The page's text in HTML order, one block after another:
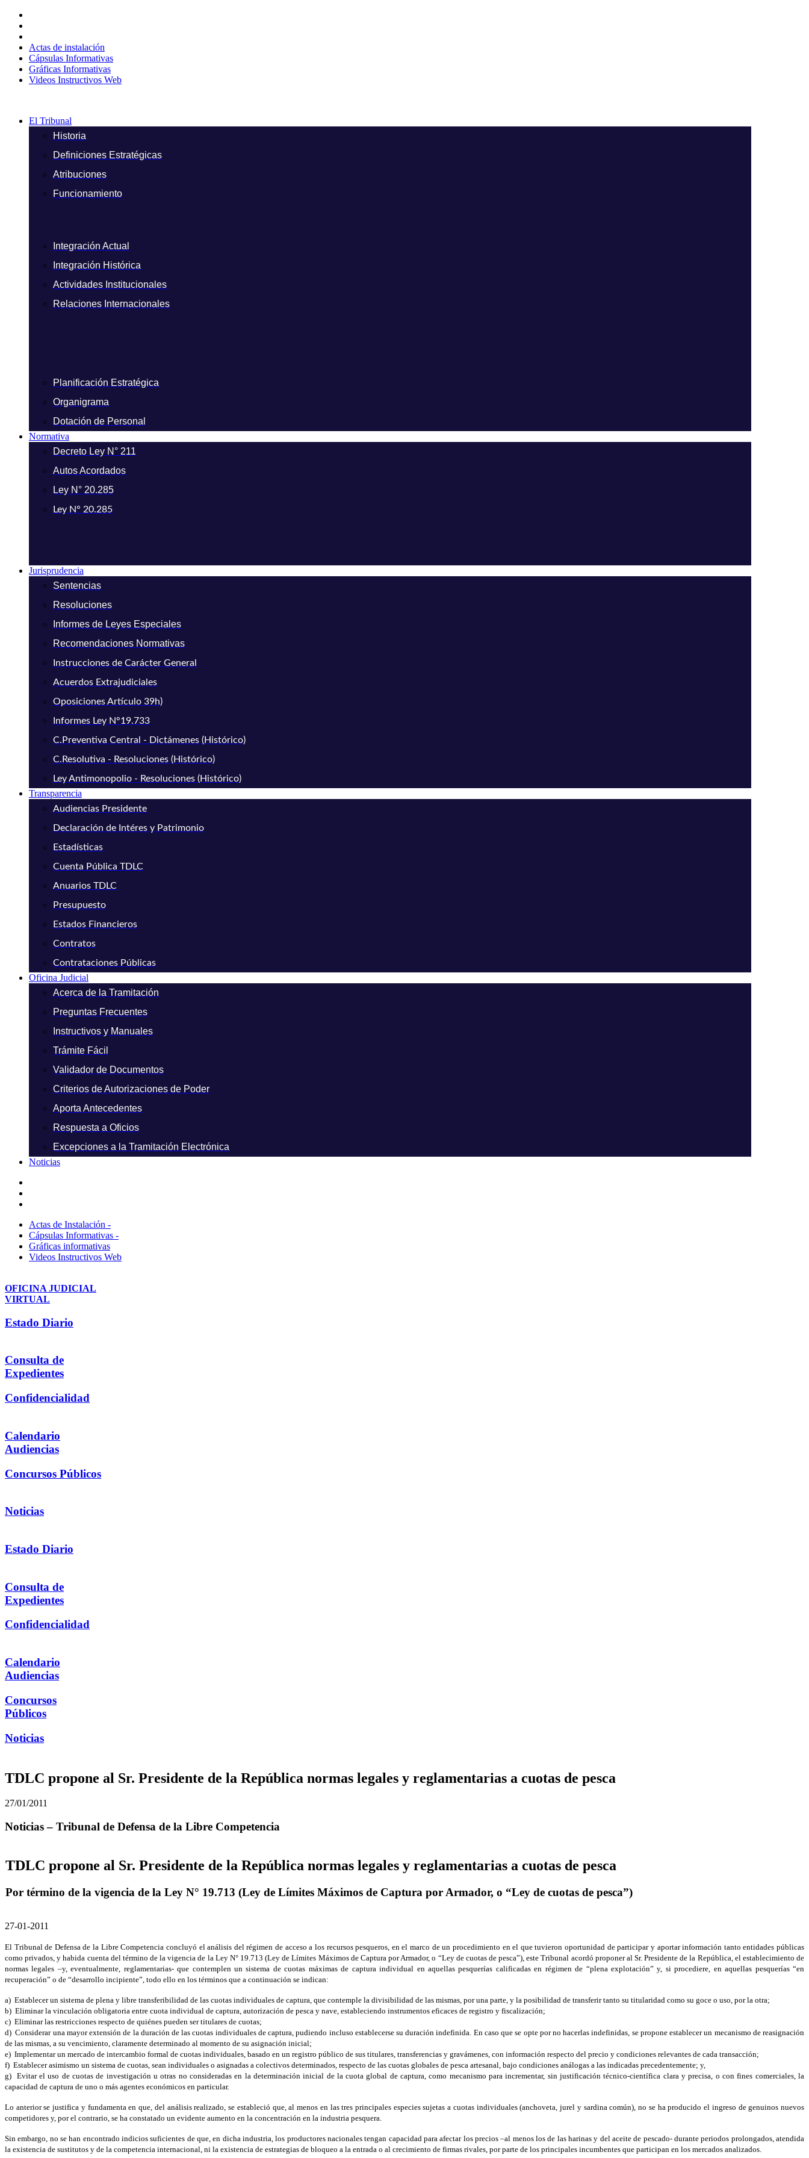
contenido
Actas de instalación
Cápsulas Informativas
Gráficas Informativas
Videos Instructivos Web
El Tribunal
Historia
Definiciones Estratégicas
Atribuciones
Funcionamiento
Integración Actual
Integración Histórica
Actividades Institucionales
Relaciones Internacionales
Planificación Estratégica
Organigrama
Dotación de Personal
Normativa
Decreto Ley N° 211
Autos Acordados
Ley N° 20.285
Ley N° 20.285
Jurisprudencia
Sentencias
Resoluciones
Informes de Leyes Especiales
Recomendaciones Normativas
Instrucciones de Carácter General
Acuerdos Extrajudiciales
Oposiciones Artículo 39h)
Informes Ley N°19.733
C.Preventiva Central - Dictámenes (Histórico)
C.Resolutiva - Resoluciones (Histórico)
Ley Antimonopolio - Resoluciones (Histórico)
Transparencia
Audiencias Presidente
Declaración de Intéres y Patrimonio
Estadísticas
Cuenta Pública TDLC
Anuarios TDLC
Presupuesto
Estados Financieros
Contratos
Contrataciones Públicas
Oficina Judicial
Acerca de la Tramitación
Preguntas Frecuentes
Instructivos y Manuales
Trámite Fácil
Validador de Documentos
Criterios de Autorizaciones de Poder
Aporta Antecedentes
Respuesta a Oficios
Excepciones a la Tramitación Electrónica
Noticias
Actas de Instalación -
Cápsulas Informativas -
Gráficas informativas
Videos Instructivos Web
OFICINA JUDICIAL
VIRTUAL
Estado Diario
Consulta de
Expedientes
Confidencialidad
Calendario
Audiencias
Concursos Públicos
Noticias
Estado Diario
Consulta de
Expedientes
Confidencialidad
Calendario
Audiencias
Concursos
Públicos
Noticias
TDLC propone al Sr. Presidente de la República normas legales y reglamentarias a cuotas de pesca
27/01/2011
Noticias – Tribunal de Defensa de la Libre Competencia
TDLC propone al Sr. Presidente de la República normas legales y reglamentarias a cuotas de pesca
Por término de la vigencia de la Ley N° 19.713 (Ley de Límites Máximos de Captura por Armador, o “Ley de cuotas de pesca”)
27-01-2011
El Tribunal de Defensa de la Libre Competencia concluyó el análisis del régimen de acceso a los recursos pesqueros, en el marco de un procedimiento en el que tuvieron oportunidad de participar y aportar información tanto entidades públicas
como privados, y habida cuenta del término de la vigencia de la Ley N° 19.713 (Ley de Límites Máximos de Captura por Armador, o “Ley de cuotas de pesca”), este Tribunal acordó proponer al Sr. Presidente de la República, el establecimiento de
normas legales –y, eventualmente, reglamentarias- que contemplen un sistema de cuotas máximas de captura individual en aquellas pesquerías calificadas en régimen de “plena explotación” y, si procediere, en aquellas pesquerías “en
recuperación” o de “desarrollo incipiente”, todo ello en los términos que a continuación se indican:
a) Establecer un sistema de plena y libre transferibilidad de las cuotas individuales de captura, que contemple la divisibilidad de las mismas, por una parte, y la posibilidad de transferir tanto su titularidad como su goce o uso, por la otra;
b) Eliminar la vinculación obligatoria entre cuota individual de captura, autorización de pesca y nave, estableciendo instrumentos eficaces de registro y fiscalización;
c) Eliminar las restricciones respecto de quiénes pueden ser titulares de cuotas;
d) Considerar una mayor extensión de la duración de las cuotas individuales de captura, pudiendo incluso establecerse su duración indefinida. En caso que se opte por no hacerlas indefinidas, se propone establecer un mecanismo de reasignación
de las mismas, a su vencimiento, claramente determinado al momento de su asignación inicial;
e) Implementar un mercado de intercambio formal de cuotas individuales, basado en un registro público de sus titulares, transferencias y gravámenes, con información respecto del precio y condiciones relevantes de cada transacción;
f) Establecer asimismo un sistema de cuotas, sean individuales o asignadas a colectivos determinados, respecto de las cuotas globales de pesca artesanal, bajo condiciones análogas a las indicadas precedentemente; y,
g) Evitar el uso de cuotas de investigación u otras no consideradas en la determinación inicial de la cuota global de captura, como mecanismo para incrementar, sin justificación técnico-científica clara y precisa, o con fines comerciales, la
capacidad de captura de uno o más agentes económicos en particular.
Lo anterior se justifica y fundamenta en que, del análisis realizado, se estableció que, al menos en las tres principales especies sujetas a cuotas individuales (anchoveta, jurel y sardina común), no se ha producido el ingreso de genuinos nuevos
competidores y, por el contrario, se ha constatado un evidente aumento en la concentración en la industria pesquera.
Sin embargo, no se han encontrado indicios suficientes de que, en dicha industria, los productores nacionales tengan capacidad para afectar los precios –al menos los de las harinas y del aceite de pescado- durante periodos prolongados, atendida
la existencia de sustitutos y de la competencia internacional, ni la existencia de estrategias de bloqueo a la entrada o al crecimiento de firmas rivales, por parte de los principales incumbentes que participan en los mercados analizados.